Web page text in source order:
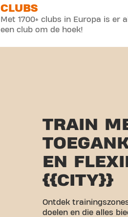
CLUBS
Met 1700+ clubs in Europa is er
een club om de hoek!
TRAIN
EN
{{CITY}}
Ontdek
doelen en die alles